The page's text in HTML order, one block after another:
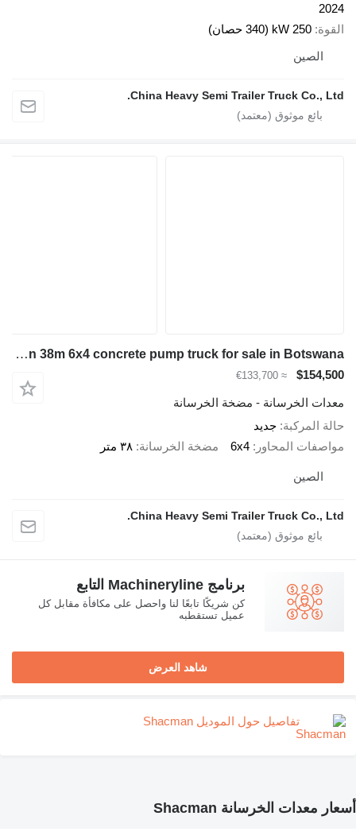
2024
القوة 250 kW (340 حصان)
الصين
China Heavy Semi Trailer Truck Co., Ltd.
Shacman Shacman 38m 6x4 concrete pump truck for sale in Botswana
$154,500
≈ €133,700
معدات الخرسانة - مضخة الخرسانة
حالة المركبة جديد
مواصفات المحاور
6x4 مضخة الخرسانة ٣٨ متر
الصين
China Heavy Semi Trailer Truck Co., Ltd.
برنامج Machineryline التابع
كن شريكًا تابعًا لنا واحصل على مكافأة مقابل كل
عميل تستقطبه
شاهد العرض
تفاصيل حول الموديل Shacman
أسعار معدات الخرسانة Shacman